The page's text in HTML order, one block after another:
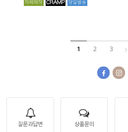
1 2 3
질문과답변 상품문의